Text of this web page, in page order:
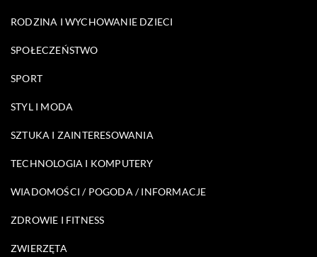
RODZINA I WYCHOWANIE DZIECI
SPOŁECZEŃSTWO
SPORT
STYL I MODA
SZTUKA I ZAINTERESOWANIA
TECHNOLOGIA I KOMPUTERY
WIADOMOŚCI / POGODA / INFORMACJE
ZDROWIE I FITNESS
ZWIERZĘTA